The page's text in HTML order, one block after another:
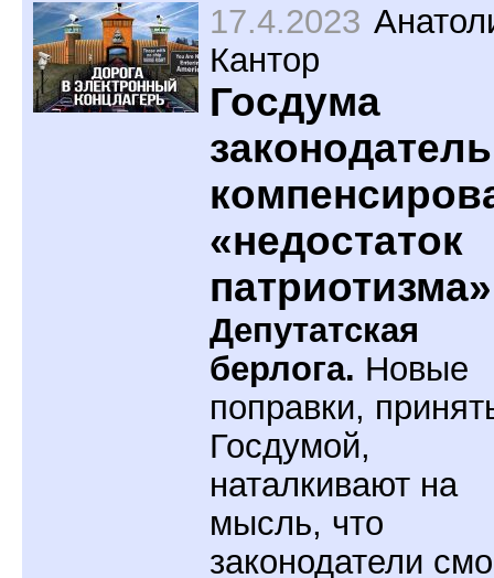
17.4.2023
Кантор
Госдума
«недостаток
патриотизма»
Депутатская
берлога. Новые
поправки,
Госдумой,
наталкивают на
мысль, что
законодатели